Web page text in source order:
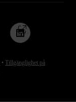
• Tillgänglighet på
Följ
oss
Linkedin